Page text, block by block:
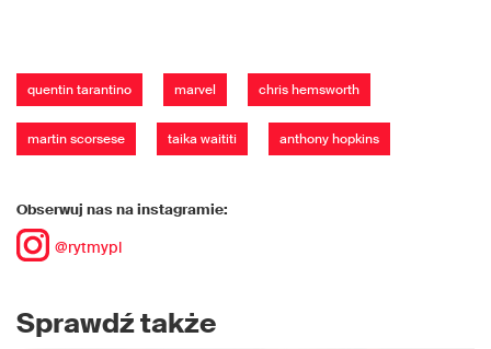
quentin tarantino marvel chris hemsworth
martin scorsese taika waititi anthony hopkins
Obserwuj nas na instagramie:
@rytmypl
Sprawdź także